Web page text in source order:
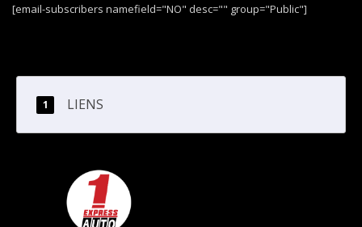
[email-subscribers namefield="NO" desc="" group="Public"]
LIENS